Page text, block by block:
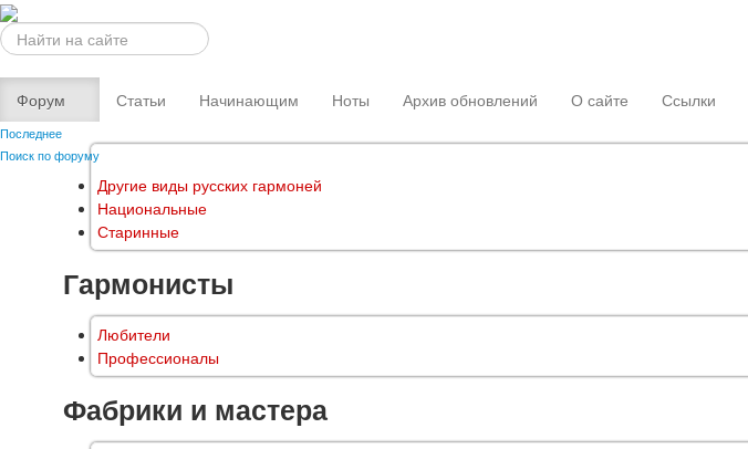
Искать...
Форум
Последнее
Поиск по форуму
Статьи Начинающим Ноты Архив обновлений О сайте Ссылки
Другие виды русских гармоней
Национальные
Старинные
Гармонисты
Любители
Профессионалы
Фабрики и мастера